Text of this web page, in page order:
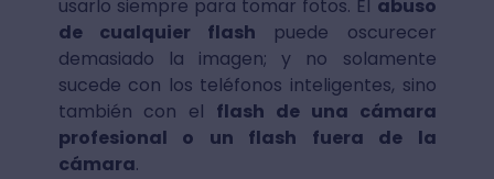
usarlo siempre para tomar fotos. El abuso
de cualquier flash puede oscurecer
demasiado la imagen; y no solamente
sucede con los teléfonos inteligentes, sino
también con el flash de una cámara
profesional o un flash fuera de la
cámara.